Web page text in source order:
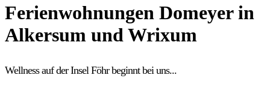
Ferienwohnungen Domeyer in
Alkersum und Wrixum
Wellness auf der Insel Föhr beginnt bei uns...